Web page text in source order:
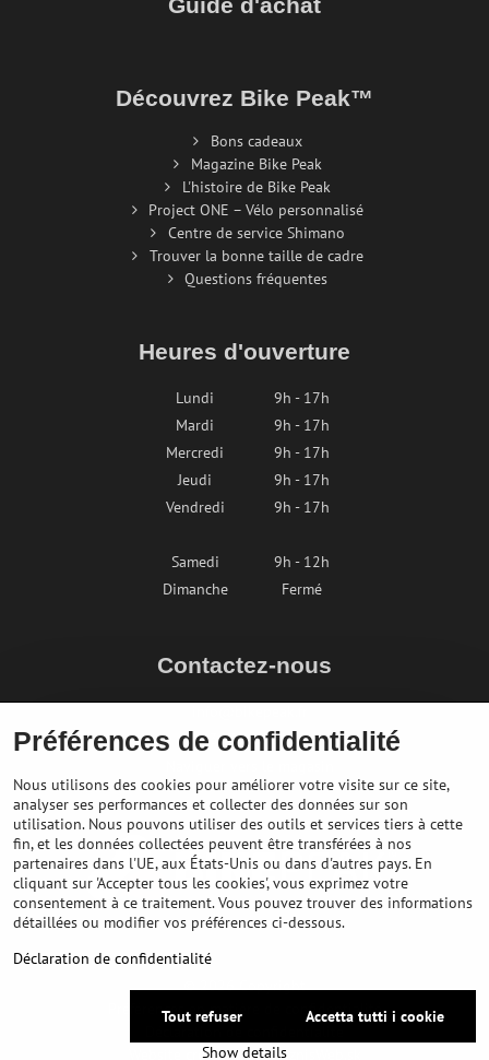
Guide d'achat
Découvrez Bike Peak™
Bons cadeaux
Magazine Bike Peak
L'histoire de Bike Peak
Project ONE – Vélo personnalisé
Centre de service Shimano
Trouver la bonne taille de cadre
Questions fréquentes
Heures d'ouverture
Lundi
9h - 17h
Mardi
9h - 17h
Mercredi
9h - 17h
Jeudi
9h - 17h
Vendredi
9h - 17h
Samedi
9h - 12h
Dimanche
Fermé
Contactez-nous
+436764858804
©2026Copyright
Préférences en matière de confidentialité
Website created with:BiznisWeb.sk
Préférences de confidentialité
Nous utilisons des cookies pour améliorer votre visite sur ce site,
analyser ses performances et collecter des données sur son
utilisation. Nous pouvons utiliser des outils et services tiers à cette
fin, et les données collectées peuvent être transférées à nos
partenaires dans l'UE, aux États-Unis ou dans d'autres pays. En
cliquant sur 'Accepter tous les cookies', vous exprimez votre
consentement à ce traitement. Vous pouvez trouver des informations
détaillées ou modifier vos préférences ci-dessous.
Déclaration de confidentialité
Show details
Accetta tutti i cookie
Tout refuser